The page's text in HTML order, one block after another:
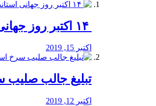
اکتبر 15, 2019
تبلیغ جالب صلیب
اکتبر 12, 2019